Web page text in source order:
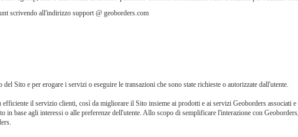
scrivendo all'indirizzo support @ geoborders.com
Sito e per erogare i servizi o eseguire le transazioni che sono state richieste o autorizzate dall'utente.
il servizio clienti, così da migliorare il Sito insieme ai prodotti e ai servizi Geoborders associati
in base agli interessi o alle preferenze dell'utente. Allo scopo di semplificare l'interazione con